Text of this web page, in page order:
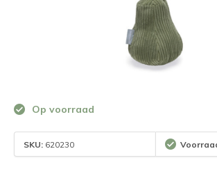
Op voorraad
SKU: 620230